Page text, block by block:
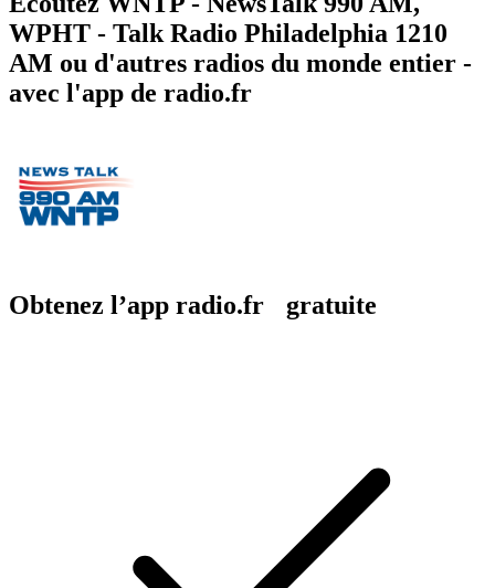
WPHT - Talk Radio Philadelphia 1210
AM ou d'autres radios du monde entier -
avec l'app de radio.fr
Obtenez l’app radio.fr gratuite